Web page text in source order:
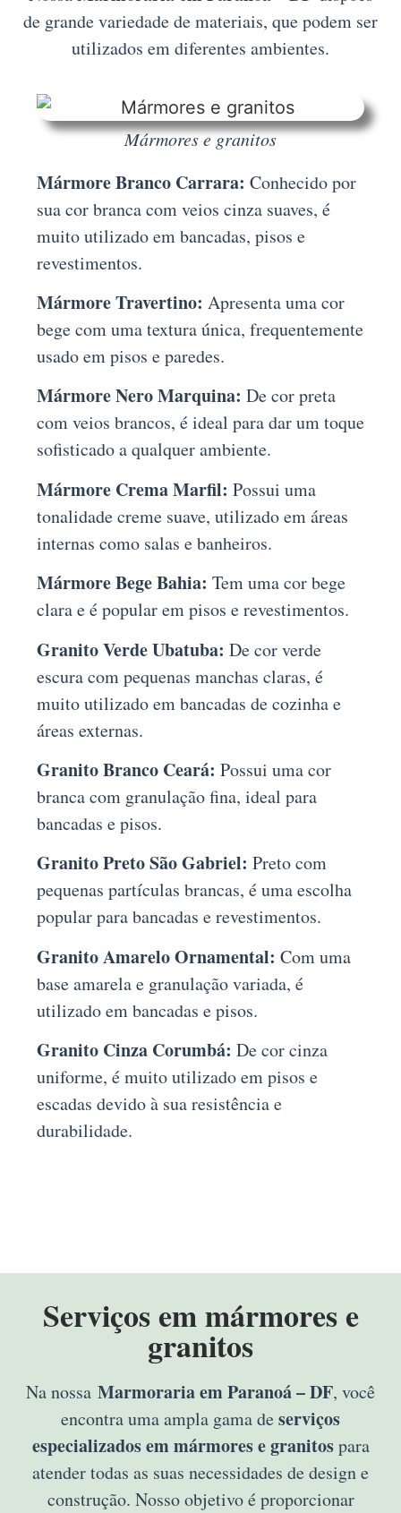
de grande variedade de materiais, que podem ser
utilizados em diferentes ambientes.
Mármores e granitos
Mármore Branco Carrara: Conhecido por
sua cor branca com veios cinza suaves, é
muito utilizado em bancadas, pisos e
revestimentos.
Mármore Travertino: Apresenta uma cor
bege com uma textura única, frequentemente
usado em pisos e paredes.
Mármore Nero Marquina: De cor preta
com veios brancos, é ideal para dar um toque
sofisticado a qualquer ambiente.
Mármore Crema Marfil: Possui uma
tonalidade creme suave, utilizado em áreas
internas como salas e banheiros.
Mármore Bege Bahia: Tem uma cor bege
clara e é popular em pisos e revestimentos.
Granito Verde Ubatuba: De cor verde
escura com pequenas manchas claras, é
muito utilizado em bancadas de cozinha e
áreas externas.
Granito Branco Ceará: Possui uma cor
branca com granulação fina, ideal para
bancadas e pisos.
Granito Preto São Gabriel: Preto com
pequenas partículas brancas, é uma escolha
popular para bancadas e revestimentos.
Granito Amarelo Ornamental: Com uma
base amarela e granulação variada, é
utilizado em bancadas e pisos.
Granito Cinza Corumbá: De cor cinza
uniforme, é muito utilizado em pisos e
escadas devido à sua resistência e
durabilidade.
Serviços em mármores e
granitos
Na nossa Marmoraria em Paranoá – DF, você
encontra uma ampla gama de serviços
especializados em mármores e granitospara
atender todas as suas necessidades de design e
construção. Nosso objetivo é proporcionar